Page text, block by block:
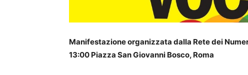
Manifestazione organizzata dalla Rete dei
13:00 Piazza San Giovanni Bosco, Roma